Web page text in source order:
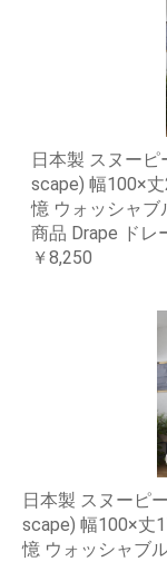
日本製 スヌー
scape) 幅100×
憶 ウォッシャブ
商品 Drape ドレ
￥8,250
日本製 スヌーピ
scape) 幅100×丈
憶 ウォッシャブ